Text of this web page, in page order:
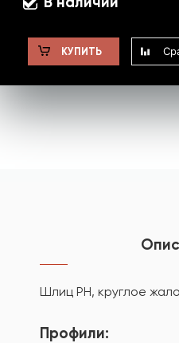
КУПИТЬ
Шлиц PH, круглое жало
Профили: